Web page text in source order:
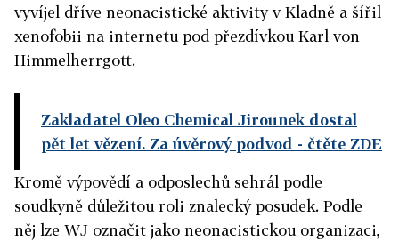
vyvíjel dříve neonacistické aktivity v Kladně a šířil
xenofobii na internetu pod přezdívkou Karl von
Himmelherrgott.
Zakladatel Oleo Chemical Jirounek dostal
pět let vězení. Za úvěrový podvod - čtěte ZDE
Kromě výpovědí a odposlechů sehrál podle
soudkyně důležitou roli znalecký posudek. Podle
něj lze WJ označit jako neonacistickou organizaci,